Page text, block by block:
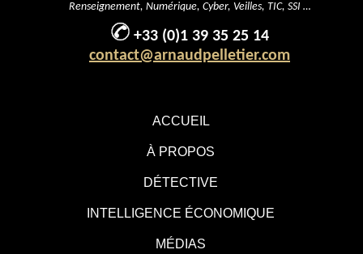
ACCUEIL
À PROPOS
DÉTECTIVE
INTELLIGENCE ÉCONOMIQUE
MÉDIAS
Renseignement, Numérique, Cyber, Veilles, TIC, SSI …
+33 (0)1 39 35 25 14
contact@arnaudpelletier.com